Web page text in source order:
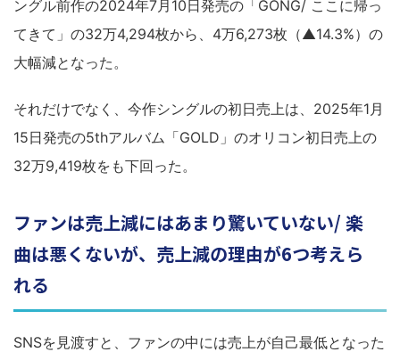
ングル前作の2024年7月10日発売の「GONG/ ここに帰っ
てきて」の32万4,294枚から、4万6,273枚（▲14.3%）の
大幅減となった。
それだけでなく、今作シングルの初日売上は、2025年1月
15日発売の5thアルバム「GOLD」のオリコン初日売上の
32万9,419枚をも下回った。
ファンは売上減にはあまり驚いていない/ 楽
曲は悪くないが、売上減の理由が6つ考えら
れる
SNSを見渡すと、ファンの中には売上が自己最低となった